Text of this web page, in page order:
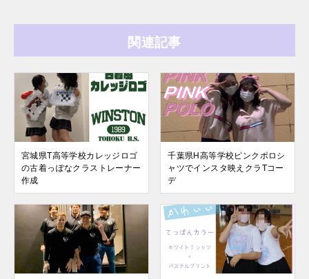
関連記事
宮城県T高等学校カレッジロゴ
の古着っぽなクラストレーナー
作成
千葉県H高等学校ピンクポロシ
ャツでインスタ映えクラTコー
デ